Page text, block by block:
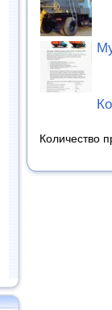
Количество